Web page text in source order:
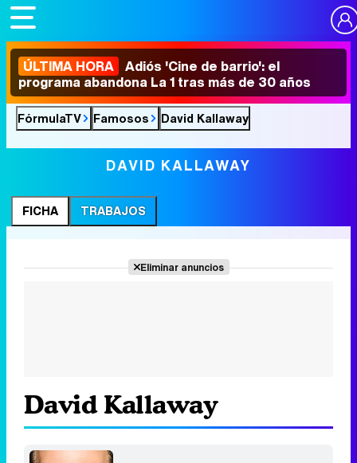
ÚLTIMA HORA Adiós 'Cine de barrio': el
programa abandona La 1 tras más de 30 años
FórmulaTV Famosos David Kallaway
DAVID KALLAWAY
FICHA TRABAJOS
Eliminar anuncios
David Kallaway